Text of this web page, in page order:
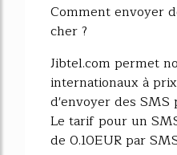
Comment envoyer
cher ?
Jibtel.com permet
internationaux à
d'envoyer des SMS
Le tarif pour un
de 0.10EUR par